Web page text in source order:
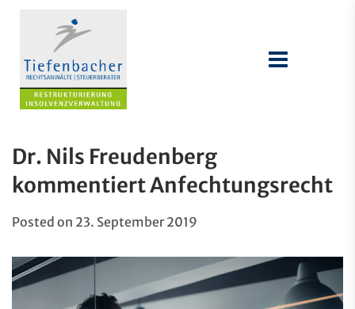
Dr. Nils Freudenberg
kommentiert Anfechtungsrecht
Posted on 23. September 2019